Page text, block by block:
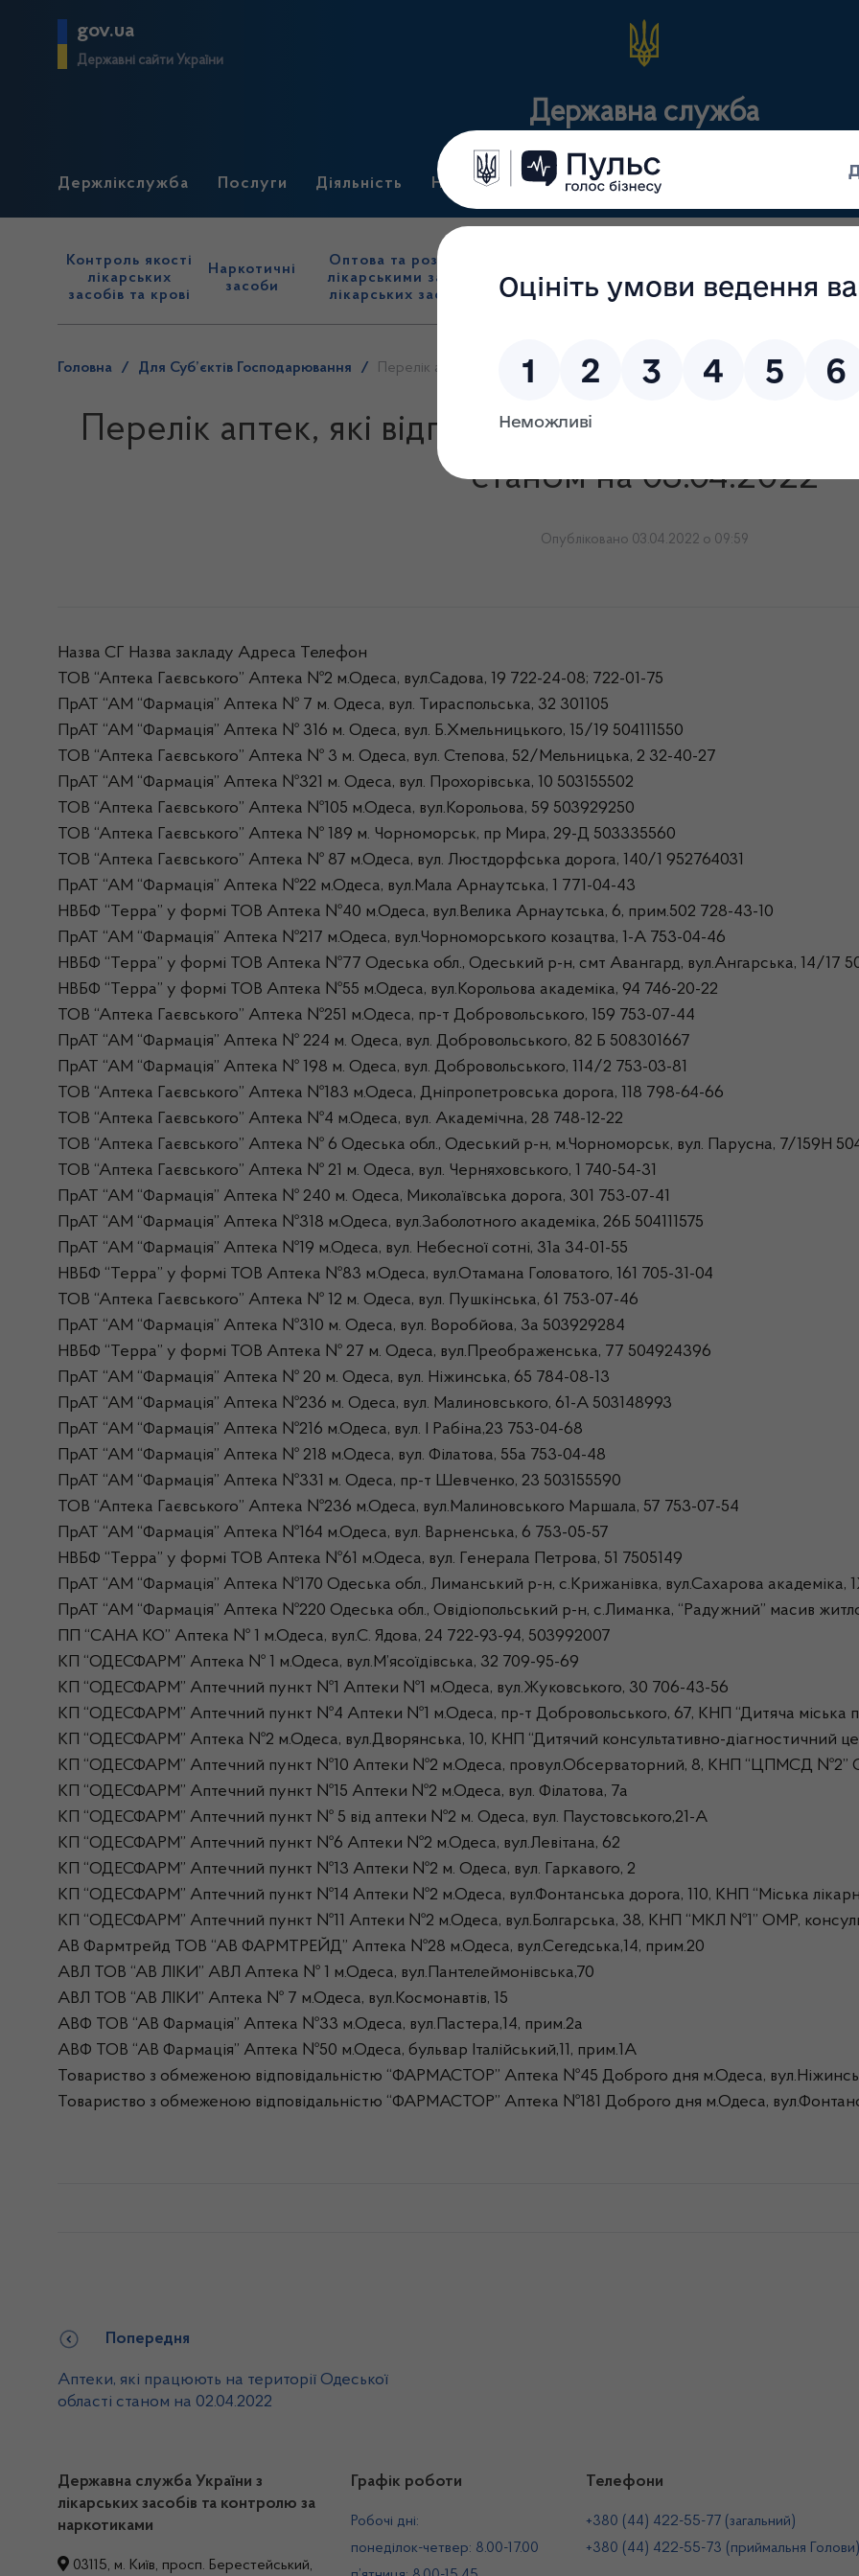
gov.ua
Державні сайти України
Державна служба
Держлікслужба Послуги Діяльність Нормативні документи Для громадськості
Контроль якості
лікарських
засобів та крові
Наркотичні
засоби
Оптова та роздрібна торгівля
лікарськими засобами, імпорт
лікарських засобів (крім АФІ)
нагляд
(контроль)
засобів, крові
сертифікація
Головна / Для Суб’єктів Господарювання / Перелік аптек, які відпускають інсулін в м. Одеса та Одеській області
Перелік аптек, які відпускають інсулін в м.
станом на 03.04.2022
Опубліковано 03.04.2022 о 09:59
Назва СГ Назва закладу Адреса Телефон
ТОВ “Аптека Гаєвського” Аптека №2 м.Одеса, вул.Садова, 19 722-24-08; 722-01-75
ПрАТ “АМ “Фармація” Аптека № 7 м. Одеса, вул. Тираспольська, 32 301105
ПрАТ “АМ “Фармація” Аптека № 316 м. Одеса, вул. Б.Хмельницького, 15/19 504111550
ТОВ “Аптека Гаєвського” Аптека № 3 м. Одеса, вул. Степова, 52/Мельницька, 2 32-40-27
ПрАТ “АМ “Фармація” Аптека №321 м. Одеса, вул. Прохорівська, 10 503155502
ТОВ “Аптека Гаєвського” Аптека №105 м.Одеса, вул.Корольова, 59 503929250
ТОВ “Аптека Гаєвського” Аптека № 189 м. Чорноморськ, пр Мира, 29-Д 503335560
ТОВ “Аптека Гаєвського” Аптека № 87 м.Одеса, вул. Люстдорфська дорога, 140/1 952764031
ПрАТ “АМ “Фармація” Аптека №22 м.Одеса, вул.Мала Арнаутська, 1 771-04-43
НВБФ “Терра” у формі ТОВ Аптека №40 м.Одеса, вул.Велика Арнаутська, 6, прим.502 728-43-10
ПрАТ “АМ “Фармація” Аптека №217 м.Одеса, вул.Чорноморського козацтва, 1-А 753-04-46
НВБФ “Терра” у формі ТОВ Аптека №77 Одеська обл., Одеський р-н, смт Авангард, вул.Ангарська, 14/17
НВБФ “Терра” у формі ТОВ Аптека №55 м.Одеса, вул.Корольова академіка, 94 746-20-22
ТОВ “Аптека Гаєвського” Аптека №251 м.Одеса, пр-т Добровольського, 159 753-07-44
ПрАТ “АМ “Фармація” Аптека № 224 м. Одеса, вул. Добровольського, 82 Б 508301667
ПрАТ “АМ “Фармація” Аптека № 198 м. Одеса, вул. Добровольського, 114/2 753-03-81
ТОВ “Аптека Гаєвського” Аптека №183 м.Одеса, Дніпропетровська дорога, 118 798-64-66
ТОВ “Аптека Гаєвського” Аптека №4 м.Одеса, вул. Академічна, 28 748-12-22
ТОВ “Аптека Гаєвського” Аптека № 6 Одеська обл., Одеський р-н, м.Чорноморськ, вул. Парусна, 7/159Н
ТОВ “Аптека Гаєвського” Аптека № 21 м. Одеса, вул. Черняховського, 1 740-54-31
ПрАТ “АМ “Фармація” Аптека № 240 м. Одеса, Миколаївська дорога, 301 753-07-41
ПрАТ “АМ “Фармація” Аптека №318 м.Одеса, вул.Заболотного академіка, 26Б 504111575
ПрАТ “АМ “Фармація” Аптека №19 м.Одеса, вул. Небесної сотні, 31а 34-01-55
НВБФ “Терра” у формі ТОВ Аптека №83 м.Одеса, вул.Отамана Головатого, 161 705-31-04
ТОВ “Аптека Гаєвського” Аптека № 12 м. Одеса, вул. Пушкінська, 61 753-07-46
ПрАТ “АМ “Фармація” Аптека №310 м. Одеса, вул. Воробйова, 3а 503929284
НВБФ “Терра” у формі ТОВ Аптека № 27 м. Одеса, вул.Преображенська, 77 504924396
ПрАТ “АМ “Фармація” Аптека № 20 м. Одеса, вул. Ніжинська, 65 784-08-13
ПрАТ “АМ “Фармація” Аптека №236 м. Одеса, вул. Малиновського, 61-А 503148993
ПрАТ “АМ “Фармація” Аптека №216 м.Одеса, вул. І Рабіна,23 753-04-68
ПрАТ “АМ “Фармація” Аптека № 218 м.Одеса, вул. Філатова, 55а 753-04-48
ПрАТ “АМ “Фармація” Аптека №331 м. Одеса, пр-т Шевченко, 23 503155590
ТОВ “Аптека Гаєвського” Аптека №236 м.Одеса, вул.Малиновського Маршала, 57 753-07-54
ПрАТ “АМ “Фармація” Аптека №164 м.Одеса, вул. Варненська, 6 753-05-57
НВБФ “Терра” у формі ТОВ Аптека №61 м.Одеса, вул. Генерала Петрова, 51 7505149
ПрАТ “АМ “Фармація” Аптека №170 Одеська обл., Лиманський р-н, с.Крижанівка, вул.Сахарова академіка,
ПрАТ “АМ “Фармація” Аптека №220 Одеська обл., Овідіопольський р-н, с.Лиманка, “Радужний” масив
ПП “САНА КО” Аптека № 1 м.Одеса, вул.С. Ядова, 24 722-93-94, 503992007
КП “ОДЕСФАРМ” Аптека № 1 м.Одеса, вул.М’ясоїдівська, 32 709-95-69
КП “ОДЕСФАРМ” Аптечний пункт №1 Аптеки №1 м.Одеса, вул.Жуковського, 30 706-43-56
КП “ОДЕСФАРМ” Аптечний пункт №4 Аптеки №1 м.Одеса, пр-т Добровольського, 67, КНП “Дитяча міська
КП “ОДЕСФАРМ” Аптека №2 м.Одеса, вул.Дворянська, 10, КНП “Дитячий консультативно-діагностичний
КП “ОДЕСФАРМ” Аптечний пункт №10 Аптеки №2 м.Одеса, провул.Обсерваторний, 8, КНП “ЦПМСД №2”
КП “ОДЕСФАРМ” Аптечний пункт №15 Аптеки №2 м.Одеса, вул. Філатова, 7а
КП “ОДЕСФАРМ” Аптечний пункт № 5 від аптеки №2 м. Одеса, вул. Паустовського,21-А
КП “ОДЕСФАРМ” Аптечний пункт №6 Аптеки №2 м.Одеса, вул.Левітана, 62
КП “ОДЕСФАРМ” Аптечний пункт №13 Аптеки №2 м. Одеса, вул. Гаркавого, 2
КП “ОДЕСФАРМ” Аптечний пункт №14 Аптеки №2 м.Одеса, вул.Фонтанська дорога, 110, КНП “Міська
КП “ОДЕСФАРМ” Аптечний пункт №11 Аптеки №2 м.Одеса, вул.Болгарська, 38, КНП “МКЛ №1” ОМР,
АВ Фармтрейд ТОВ “АВ ФАРМТРЕЙД” Аптека №28 м.Одеса, вул.Сегедська,14, прим.20
АВЛ ТОВ “АВ ЛІКИ” АВЛ Аптека № 1 м.Одеса, вул.Пантелеймонівська,70
АВЛ ТОВ “АВ ЛІКИ” Аптека № 7 м.Одеса, вул.Космонавтів, 15
АВФ ТОВ “АВ Фармація” Аптека №33 м.Одеса, вул.Пастера,14, прим.2а
АВФ ТОВ “АВ Фармація” Аптека №50 м.Одеса, бульвар Італійський,11, прим.1А
Товариство з обмеженою відповідальністю “ФАРМАСТОР” Аптека №45 Доброго дня м.Одеса,
Товариство з обмеженою відповідальністю “ФАРМАСТОР” Аптека №181 Доброго дня м.Одеса,
Попередня
Аптеки, які працюють на території Одеської
області станом на 02.04.2022
Державна служба України з
лікарських засобів та контролю за
наркотиками
03115, м. Київ, просп. Берестейський,
Графік роботи
Робочі дні:
понеділок-четвер: 8.00-17.00
Телефони
+380 (44) 422-55-77 (загальний)
+380 (44) 422-55-73 (приймальня Голови)